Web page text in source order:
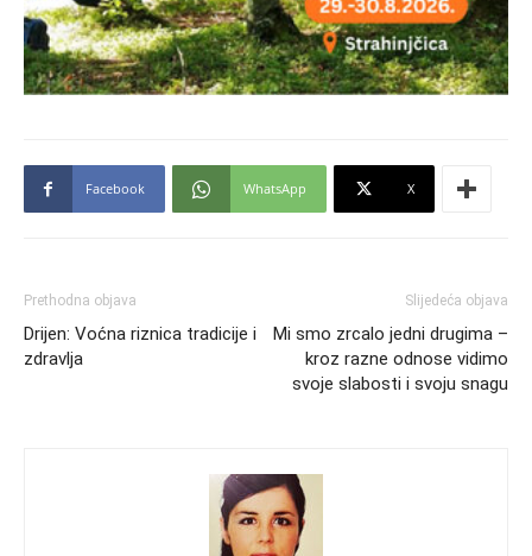
Facebook WhatsApp X
Prethodna objava
Drijen: Voćna riznica tradicije i
zdravlja
Slijedeća objava
Mi smo zrcalo jedni drugima –
kroz razne odnose vidimo
svoje slabosti i svoju snagu